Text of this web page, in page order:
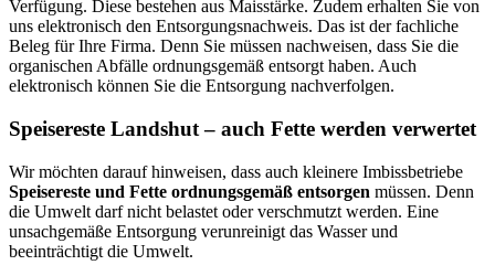
Verfügung. Diese bestehen aus Maisstärke. Zudem erhalten Sie von
uns elektronisch den Entsorgungsnachweis. Das ist der fachliche
Beleg für Ihre Firma. Denn Sie müssen nachweisen, dass Sie die
organischen Abfälle ordnungsgemäß entsorgt haben. Auch
elektronisch können Sie die Entsorgung nachverfolgen.
Speisereste Landshut – auch Fette werden verwertet
Wir möchten darauf hinweisen, dass auch kleinere Imbissbetriebe
Speisereste und Fette ordnungsgemäß entsorgen müssen. Denn
die Umwelt darf nicht belastet oder verschmutzt werden. Eine
unsachgemäße Entsorgung verunreinigt das Wasser und
beeinträchtigt die Umwelt.